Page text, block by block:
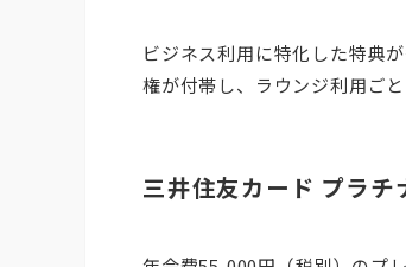
ビジネス利用に特化した特典
権が付帯し、ラウンジ利用ご
三井住友カード プラチ